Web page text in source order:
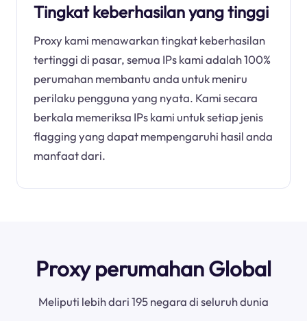
Tingkat keberhasilan yang tinggi
Proxy kami menawarkan tingkat keberhasilan
tertinggi di pasar, semua IPs kami adalah 100%
perumahan membantu anda untuk meniru
perilaku pengguna yang nyata. Kami secara
berkala memeriksa IPs kami untuk setiap jenis
flagging yang dapat mempengaruhi hasil anda
manfaat dari.
Proxy perumahan Global
Meliputi lebih dari 195 negara di seluruh dunia